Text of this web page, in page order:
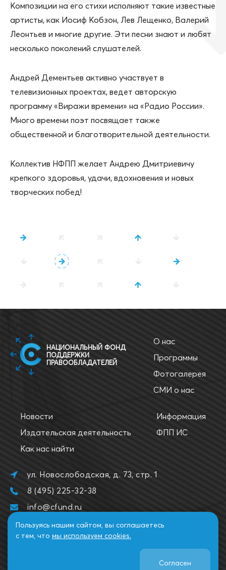
Композиции на его стихи исполняют такие известные
артисты, как Иосиф Кобзон, Лев Лещенко, Валерий
Леонтьев и многие другие. Эти песни знают и любят
несколько поколений слушателей.
Андрей Дементьев активно участвует в
телевизионных проектах, ведет авторскую
программу «Виражи времени» на «Радио России».
Много времени поэт посвящает также
общественной и благотворительной деятельности.
Коллектив НФПП желает Андрею Дмитриевичу
крепкого здоровья, удачи, вдохновения и новых
творческих побед!
НАЦИОНАЛЬНЫЙ ФОНД
ПОДДЕРЖКИ
ПРАВООБЛАДАТЕЛЕЙ
О нас
Программы
Фотогалерея
СМИ о нас
Новости
Издательская деятельность
Как нас найти
Информация
ФПП ИС
ул. Новослободская, д. 73, стр. 1
8 (495) 225-32-38
info@cfund.ru
Пользуясь нашим сайтом, вы соглашаетесь
с тем, что мы используем cookies.
Согласен